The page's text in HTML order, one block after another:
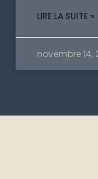
LIRE LA SUITE »
novembre 14,